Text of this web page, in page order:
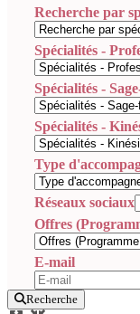
Recherche par
Spécialités -
Spécialités -
Spécialités -
Type
Réseaux sociaux
Offres
E-mail
Recherche